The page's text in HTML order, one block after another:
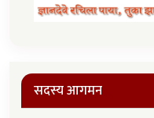
सदस्य आगमन